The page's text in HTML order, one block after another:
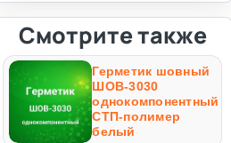
Смотрите также
Герметик шовный
ШОВ-3030
однокомпонентный
СТП-полимер
белый